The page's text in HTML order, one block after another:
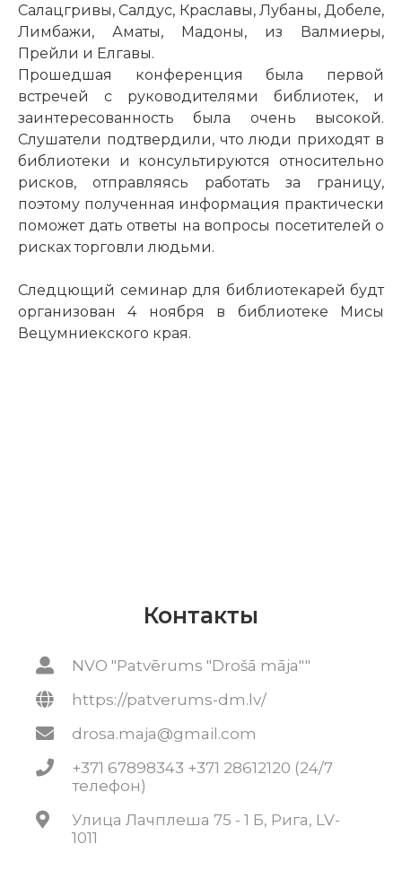
Салацгривы, Салдус, Краславы, Лубаны, Добеле,
Лимбажи, Аматы, Мадоны, из Валмиеры,
Прейли и Елгавы.
Прошедшая конференция была первой
встречей с руководителями библиотек, и
заинтересованность была очень высокой.
Слушатели подтвердили, что люди приходят в
библиотеки и консультируются относительно
рисков, отправляясь работать за границу,
поэтому полученная информация практически
поможет дать ответы на вопросы посетителей о
рисках торговли людьми.
Следцющий семинар для библиотекарей будт
организован 4 ноября в библиотеке Мисы
Вецумниекского края.
Контакты
NVO "Patvērums "Drošā māja""
https://patverums-dm.lv/
drosa.maja@gmail.com
+371 67898343 +371 28612120 (24/7
телефон)
Улица Лачплеша 75 - 1 Б, Рига, LV-
1011